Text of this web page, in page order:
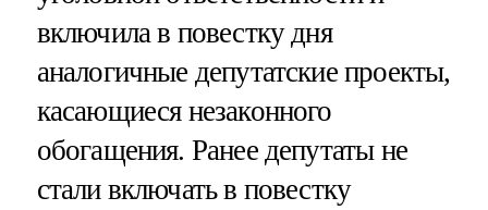
включила в повестку дня
аналогичные депутатские проекты,
касающиеся незаконного
обогащения. Ранее депутаты не
стали включать в повестку